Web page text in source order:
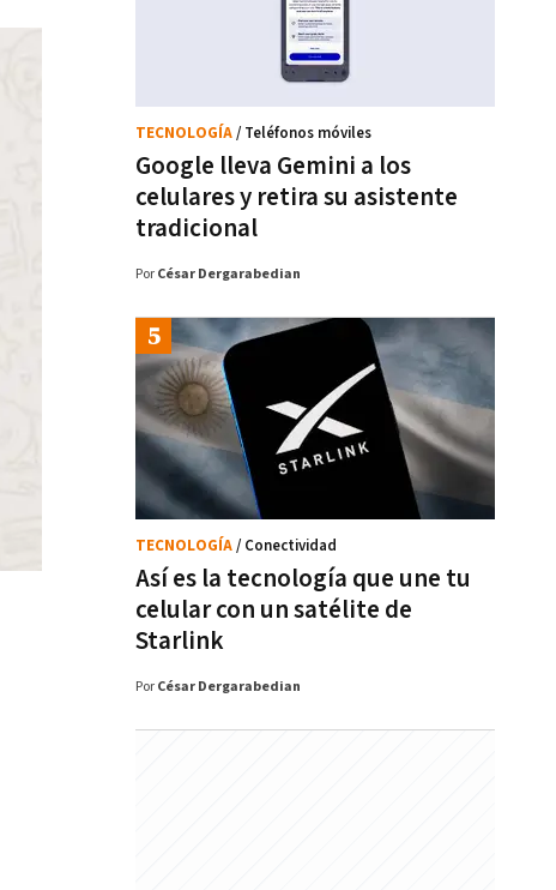
Google lleva Gemini a los
celulares y retira su asistente
tradicional
TECNOLOGÍA/ Teléfonos móviles
Por César Dergarabedian
Así es la tecnología que une tu
celular con un satélite de
Starlink
TECNOLOGÍA/ Conectividad
Por César Dergarabedian